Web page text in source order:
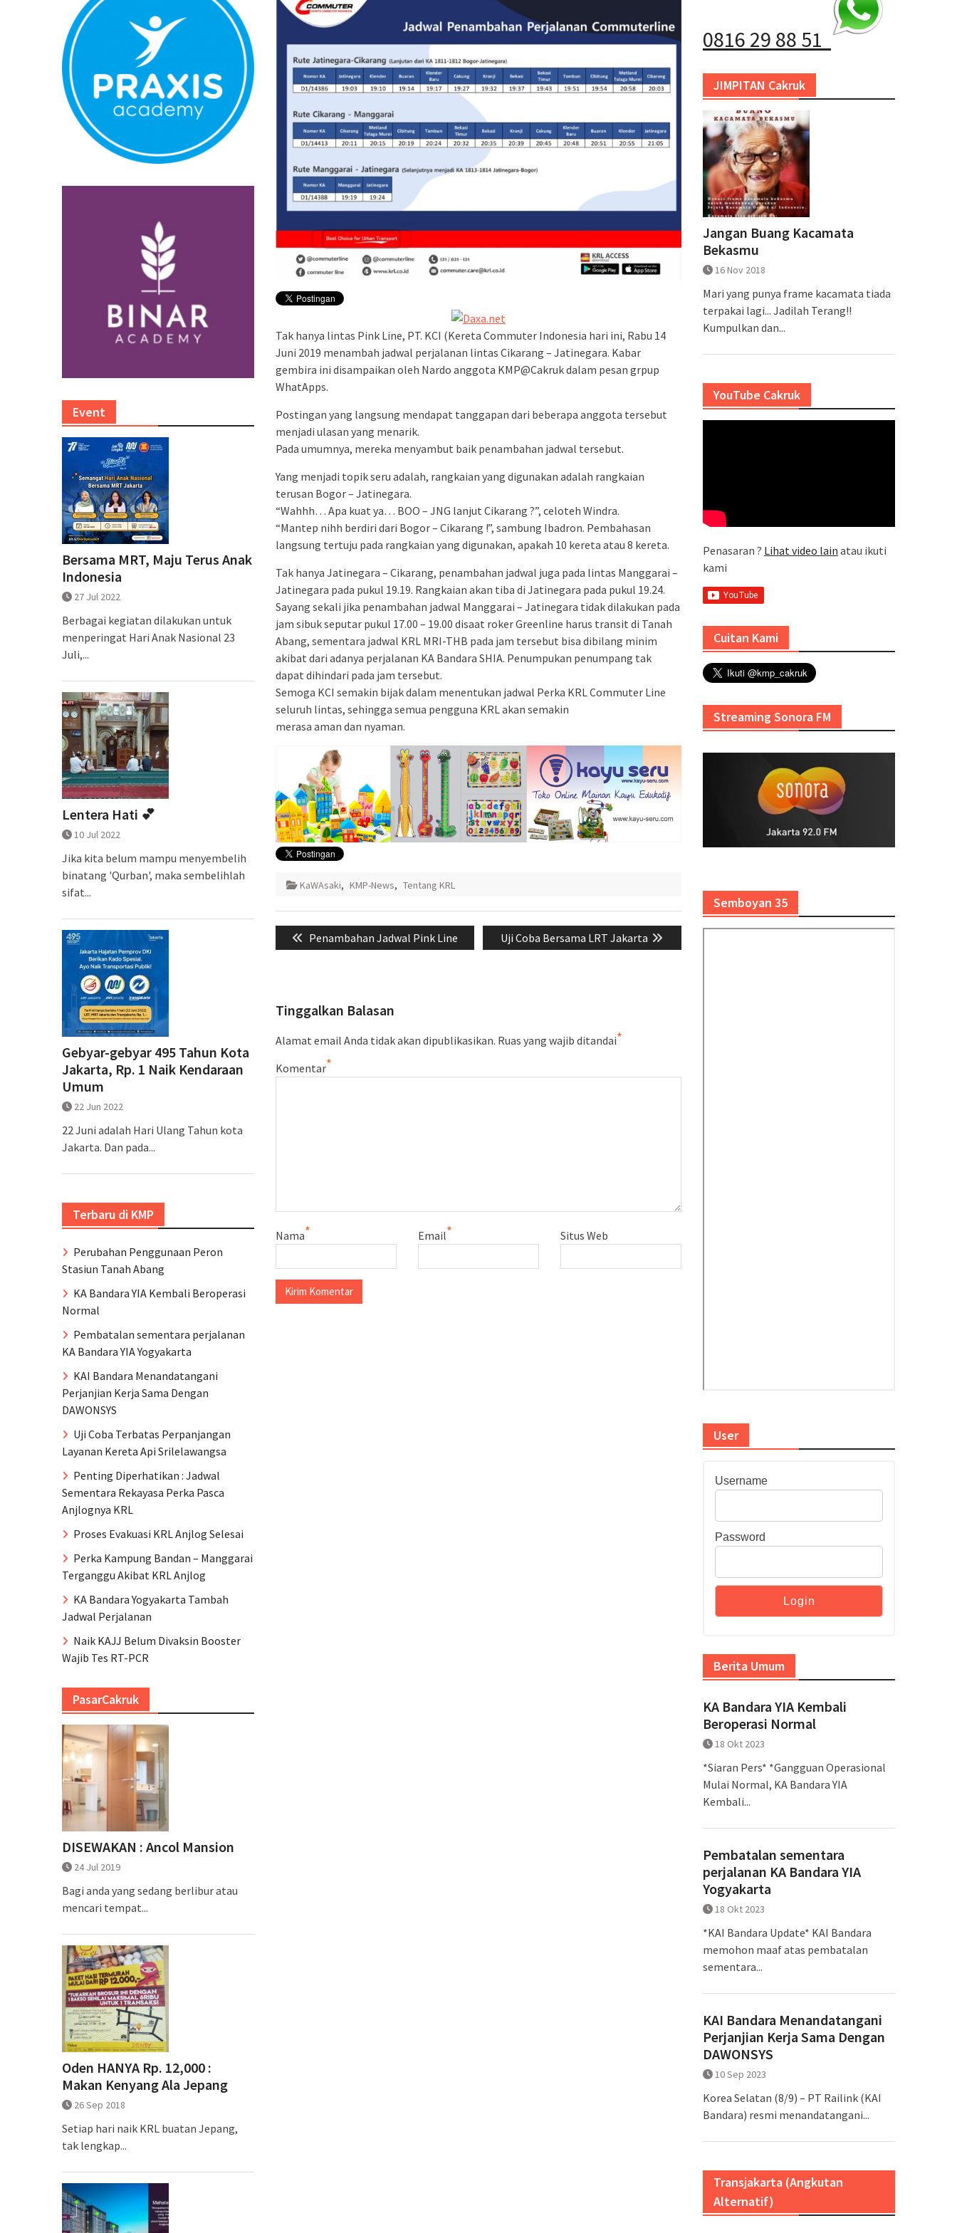
Pembatalan sementara perjalanan KA
Tak hanya lintas Pink Line, PT. KCI (Kereta Commuter Indonesia hari ini, Rabu 14
Juni 2019 menambah jadwal perjalanan lintas Cikarang – Jatinegara. Kabar
gembira ini disampaikan oleh Nardo anggota KMP@Cakruk dalam pesan grpup
WhatApps.
Postingan yang langsung mendapat tanggapan dari beberapa anggota tersebut
menjadi ulasan yang menarik.
Pada umumnya, mereka menyambut baik penambahan jadwal tersebut.
Yang menjadi topik seru adalah, rangkaian yang digunakan adalah rangkaian
terusan Bogor – Jatinegara.
“Wahhh… Apa kuat ya… BOO – JNG lanjut Cikarang ?”, celoteh Windra.
“Mantep nihh berdiri dari Bogor – Cikarang !”, sambung Ibadron. Pembahasan
langsung tertuju pada rangkaian yang digunakan, apakah 10 kereta atau 8 kereta.
Tak hanya Jatinegara – Cikarang, penambahan jadwal juga pada lintas Manggarai –
Jatinegara pada pukul 19.19. Rangkaian akan tiba di Jatinegara pada pukul 19.24.
Sayang sekali jika penambahan jadwal Manggarai – Jatinegara tidak dilakukan pada
jam sibuk seputar pukul 17.00 – 19.00 disaat roker Greenline harus transit di Tanah
Abang, sementara jadwal KRL MRI-THB pada jam tersebut bisa dibilang minim
akibat dari adanya perjalanan KA Bandara SHIA. Penumpukan penumpang tak
dapat dihindari pada jam tersebut.
Semoga KCI semakin bijak dalam menentukan jadwal Perka KRL Commuter Line
seluruh lintas, sehingga semua pengguna KRL akan semakin
merasa aman dan nyaman.
KaWAsaki, KMP-News, Tentang KRL
Navigasi
pos
Previous
post:
Penambahan Jadwal Pink Line
Next
post:
Uji Coba Bersama LRT Jakarta
Tinggalkan Balasan
Alamat email Anda tidak akan dipublikasikan. Ruas yang wajib ditandai*
Komentar*
Nama* Email* Situs Web
0816 29 88 51
JIMPITAN Cakruk
Jangan Buang Kacamata
Bekasmu
16 Nov 2018
Mari yang punya frame kacamata tiada
terpakai lagi... Jadilah Terang!!
Kumpulkan dan...
YouTube Cakruk
Penasaran ? Lihat video lain atau ikuti
kami
Cuitan Kami
Streaming Sonora FM
Semboyan 35
User
Username
Password
Berita Umum
KA Bandara YIA Kembali
Beroperasi Normal
18 Okt 2023
*Siaran Pers* *Gangguan Operasional
Mulai Normal, KA Bandara YIA
Kembali...
Pembatalan sementara
perjalanan KA Bandara YIA
Yogyakarta
18 Okt 2023
*KAI Bandara Update* KAI Bandara
memohon maaf atas pembatalan
sementara...
KAI Bandara Menandatangani
Perjanjian Kerja Sama Dengan
DAWONSYS
10 Sep 2023
Korea Selatan (8/9) – PT Railink (KAI
Bandara) resmi menandatangani...
Transjakarta (Angkutan
Alternatif)
Event
Bersama MRT, Maju Terus Anak
Indonesia
27 Jul 2022
Berbagai kegiatan dilakukan untuk
menperingat Hari Anak Nasional 23
Juli,...
Lentera Hati 💕
10 Jul 2022
Jika kita belum mampu menyembelih
binatang 'Qurban', maka sembelihlah
sifat...
Gebyar-gebyar 495 Tahun Kota
Jakarta, Rp. 1 Naik Kendaraan
Umum
22 Jun 2022
22 Juni adalah Hari Ulang Tahun kota
Jakarta. Dan pada...
Terbaru di KMP
Perubahan Penggunaan Peron
Stasiun Tanah Abang
KA Bandara YIA Kembali Beroperasi
Normal
Pembatalan sementara perjalanan
KA Bandara YIA Yogyakarta
KAI Bandara Menandatangani
Perjanjian Kerja Sama Dengan
DAWONSYS
Uji Coba Terbatas Perpanjangan
Layanan Kereta Api Srilelawangsa
Penting Diperhatikan : Jadwal
Sementara Rekayasa Perka Pasca
Anjlognya KRL
Proses Evakuasi KRL Anjlog Selesai
Perka Kampung Bandan – Manggarai
Terganggu Akibat KRL Anjlog
KA Bandara Yogyakarta Tambah
Jadwal Perjalanan
Naik KAJJ Belum Divaksin Booster
Wajib Tes RT-PCR
PasarCakruk
DISEWAKAN : Ancol Mansion
24 Jul 2019
Bagi anda yang sedang berlibur atau
mencari tempat...
Oden HANYA Rp. 12,000 :
Makan Kenyang Ala Jepang
26 Sep 2018
Setiap hari naik KRL buatan Jepang,
tak lengkap...